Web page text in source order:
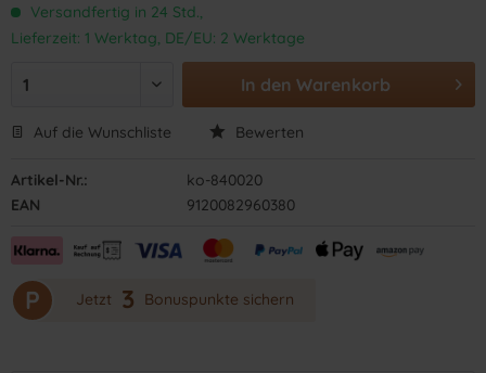
Versandfertig in 24 Std.,
Lieferzeit: 1 Werktag, DE/EU: 2 Werktage
In den Warenkorb
Auf die Wunschliste Bewerten
Artikel-Nr.:
ko-840020
EAN
9120082960380
P Jetzt 3 Bonuspunkte sichern